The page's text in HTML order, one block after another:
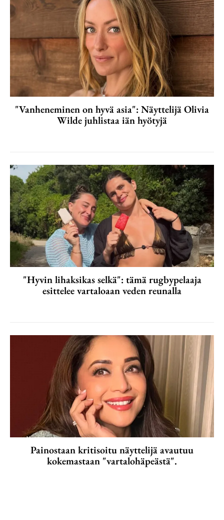
"Vanheneminen on hyvä asia": Näyttelijä Olivia
Wilde juhlistaa iän hyötyjä
"Hyvin lihaksikas selkä": tämä rugbypelaaja
esittelee vartaloaan veden reunalla
Painostaan kritisoitu näyttelijä avautuu
kokemastaan "vartalohäpeästä".